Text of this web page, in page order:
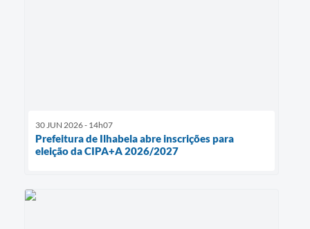
30 JUN 2026 - 14h07
Prefeitura de Ilhabela abre inscrições para
eleição da CIPA+A 2026/2027